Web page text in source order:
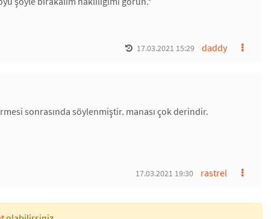
daddy
17.03.2021 15:29
sonrasında söylenmiştir. manası çok derindir.
rastrel
17.03.2021 19:30